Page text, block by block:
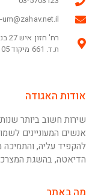
um@zahav.net.il
רח' חזון איש 27 בני ברק
ת.ד. 661 מיקוד 51105
אודות האגודה
שירות חשוב ביותר
אנשים המעוניינים
להקפיד עליה,
הדיאטה, בהשגת